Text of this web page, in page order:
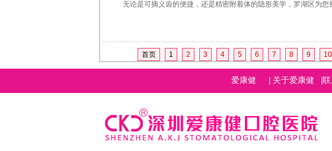
无论是可摘义齿的便捷，还是精密附着体的隐形美学，罗湖区为您
首页 1 2 3 4 5 6 7 8 9 10
爱康健 | 关于爱康健 |